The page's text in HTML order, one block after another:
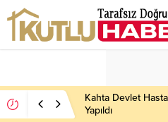
Kahta Devlet
Yapıldı